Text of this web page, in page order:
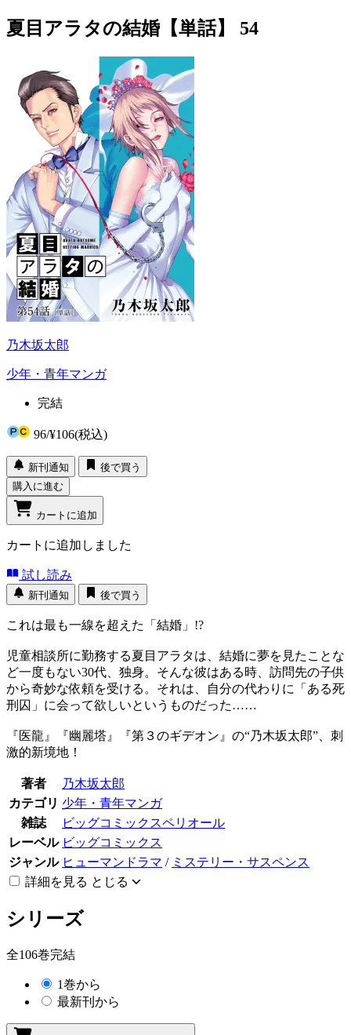
夏目アラタの結婚【単話】 54
乃木坂太郎
少年・青年マンガ
完結
96/¥106(税込)
新刊通知
後で買う
購入に進む
カートに追加
カートに追加しました
試し読み
新刊通知 後で買う
これは最も一線を超えた「結婚」!?
児童相談所に勤務する夏目アラタは、結婚に夢を見たことな
ど一度もない30代、独身。そんな彼はある時、訪問先の子供
から奇妙な依頼を受ける。それは、自分の代わりに「ある死
刑囚」に会って欲しいというものだった……
『医龍』『幽麗塔』『第３のギデオン』の“乃木坂太郎”、刺
激的新境地！
著者
乃木坂太郎
カテゴリ 少年・青年マンガ
雑誌
ビッグコミックスペリオール
レーベル ビッグコミックス
ジャンル ヒューマンドラマ / ミステリー・サスペンス
詳細を見る とじる
シリーズ
全106巻完結
1巻から
最新刊から